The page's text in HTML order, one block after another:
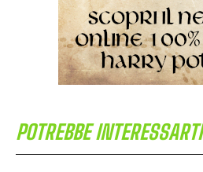
POTREBBE INTERESSARTI